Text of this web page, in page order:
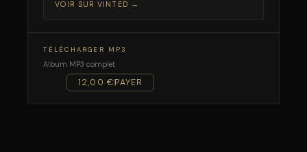
VOIR SUR VINTED →
TÉLÉCHARGER MP3
Album MP3 complet
12,00 €PAYER